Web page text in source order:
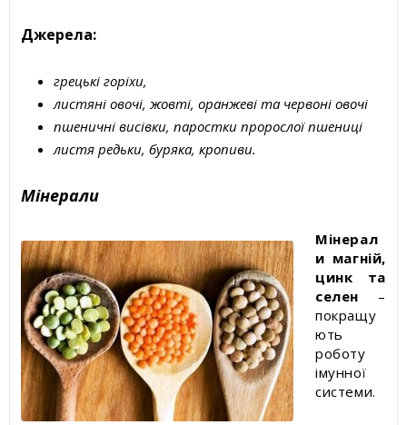
Джерела:
грецькі горіхи,
листяні овочі, жовті, оранжеві та червоні овочі
пшеничні висівки, паростки пророслої пшениці
листя редьки, буряка, кропиви.
Мінерали
Мінерал
и магній,
цинк та
селен –
покращу
ють
роботу
імунної
системи.